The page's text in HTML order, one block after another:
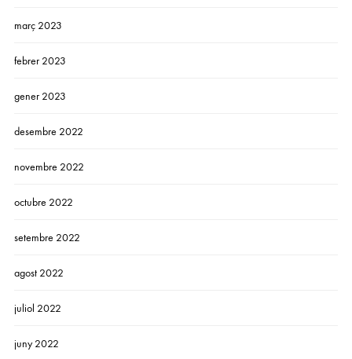
març 2023
febrer 2023
gener 2023
desembre 2022
novembre 2022
octubre 2022
setembre 2022
agost 2022
juliol 2022
juny 2022